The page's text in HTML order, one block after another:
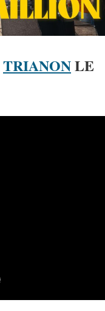
TRIANONLE